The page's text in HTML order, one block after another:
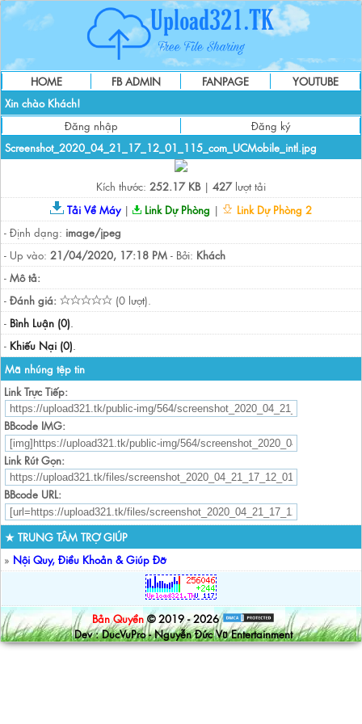
HOME FB ADMIN FANPAGE
YOUTUBE
Xin chào Khách!
Đăng nhập
Đăng ký
Screenshot_2020_04_21_17_12_01_115_com_UCMobile_intl.jpg
Kích thước: 252.17 KB| 427lượt tải
Tải Về Máy| Link Dự Phòng |
Link Dự Phòng 2
- Định dạng: image/jpeg
- Up vào: 21/04/2020, 17:18 PM - Bởi: Khách
- Mô tả:
- Đánh giá:
(0 lượt).
- Bình Luận (0).
- Khiếu Nại (0).
Mã nhúng tệp tin
Link Trực Tiếp:
BBcode IMG:
Link Rút Gọn:
BBcode URL:
★ TRUNG TÂM TRỢ GIÚP
» Nội Quy, Điều Khoản & Giúp Đỡ
Bản Quyền © 2019 - 2026
Dev : DucVuPro - Nguyễn Đức Vũ Entertainment